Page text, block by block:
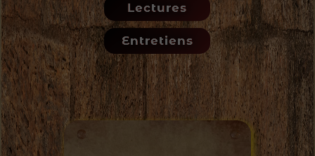
Entretiens
Lectures